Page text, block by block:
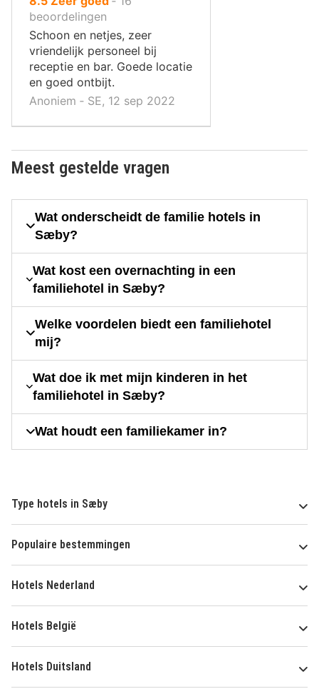
10
,
beoordelingen
Schoon en netjes, zeer
vriendelijk personeel bij
receptie en bar. Goede locatie
en goed ontbijt.
Anoniem ‐ SE, 12 sep 2022
Meest gestelde vragen
Wat onderscheidt de familie hotels in
Sæby?
Wat kost een overnachting in een
familiehotel in Sæby?
Welke voordelen biedt een familiehotel
mij?
Wat doe ik met mijn kinderen in het
familiehotel in Sæby?
Wat houdt een familiekamer in?
Type hotels in Sæby
Populaire bestemmingen
Hotels Nederland
Hotels België
Hotels Duitsland